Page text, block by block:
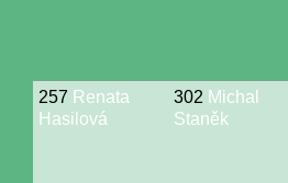
257 Renata
Hasilová
302 Michal
Staněk